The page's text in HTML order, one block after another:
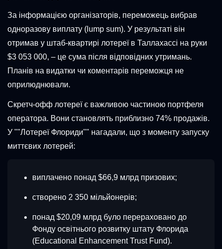
За інформацією організаторів, переможець вибрав
одноразову виплату (lump sum). У результаті він
отримав у штаб-квартирі лотереї в Таллахассі на руки
$3 053 000, – це сума після відповідних утримань.
Планів на видатки чи коментарів переможця не
оприлюднювали.
Скретч-офф лотереї є важливою частиною портфеля
оператора. Вони становлять приблизно 74% продажів.
У ""Лотереї Флориди"" нагадали, що з моменту запуску
миттєвих лотерей:
виплачено понад $66,9 млрд призових;
створено 2 350 мільйонерів;
понад $20,09 млрд було перераховано до
Фонду освітнього розвитку штату Флорида
(Educational Enhancement Trust Fund).